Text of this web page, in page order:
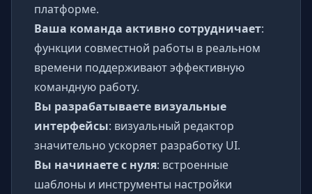
платформе.
Ваша команда активно сотрудничает:
функции совместной работы в реальном
времени поддерживают эффективную
командную работу.
Вы разрабатываете визуальные
интерфейсы: визуальный редактор
значительно ускоряет разработку UI.
Вы начинаете с нуля: встроенные
шаблоны и инструменты настройки